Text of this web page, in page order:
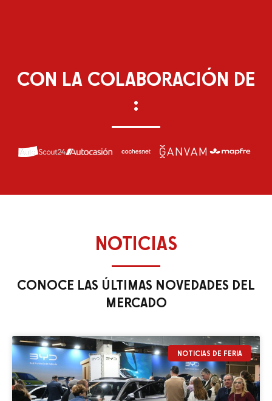
CON LA COLABORACIÓN DE
:
NOTICIAS
CONOCE LAS ÚLTIMAS NOVEDADES DEL
MERCADO
NOTICIAS DE FERIA